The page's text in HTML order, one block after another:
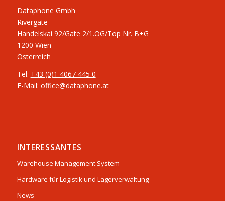
Dataphone Gmbh
Rivergate
​Handelskai 92/Gate 2/1.OG/Top Nr. B+G
1200 Wien
Österreich
Tel: +43 (0)1 4067 445 0
E-Mail: office@dataphone.at
INTERESSANTES
Warehouse Management System
Hardware für Logistik und Lagerverwaltung
News